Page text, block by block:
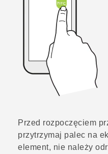
Przed rozpoczęciem
przytrzymaj palec na
element, nie należy